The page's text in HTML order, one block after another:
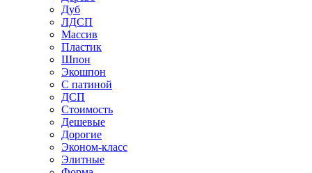
Дуб
ЛДСП
Массив
Пластик
Шпон
Экошпон
С патиной
ДСП
Стоимость
Дешевые
Дорогие
Эконом-класс
Элитные